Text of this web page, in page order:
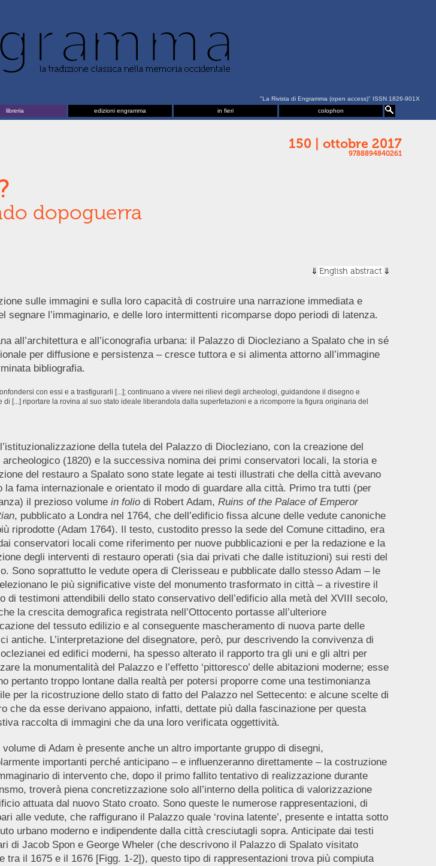
"La Rivista di Engramma (open access)" ISSN 1826-901X
libreria edizioni engramma in fieri colophon
150 | ottobre 2017
9788894840261
dopoguerra
English abstract
sulle immagini e sulla loro capacità di costruire una narrazione immediata e
l’immaginario, e delle loro intermittenti ricomparse dopo periodi di latenza.
all’architettura e all’iconografia urbana: il Palazzo di Diocleziano a Spalato che in sé
per diffusione e persistenza – cresce tuttora e si alimenta attorno all’immagine
bibliografia.
con essi e a trasfigurarli [...]; continuano a vivere nei rilievi degli archeologi, guidandone il disegno e
[...] riportare la rovina al suo stato ideale liberandola dalla superfetazioni e a ricomporre la figura originaria del
della tutela del Palazzo di Diocleziano, con la creazione del
archeologico (1820) e la successiva nomina dei primi conservatori locali, la storia e
del restauro a Spalato sono state legate ai testi illustrati che della città avevano
la fama internazionale e orientato il modo di guardare alla città. Primo tra tutti (per
il prezioso volume in foliodi Robert Adam, Ruins of the Palace of Emperor
, pubblicato a Londra nel 1764, che dell’edificio fissa alcune delle vedute canoniche
riprodotte (Adam 1764). Il testo, custodito presso la sede del Comune cittadino, era
conservatori locali come riferimento per nuove pubblicazioni e per la redazione e la
degli interventi di restauro operati (sia dai privati che dalle istituzioni) sui resti del
Sono soprattutto le vedute opera di Clerisseau e pubblicate dallo stesso Adam – le
le più significative viste del monumento trasformato in città – a rivestire il
di testimoni attendibili dello stato conservativo dell’edificio alla metà del XVIII secolo,
la crescita demografica registrata nell’Ottocento portasse all’ulteriore
del tessuto edilizio e al conseguente mascheramento di nuova parte delle
antiche. L’interpretazione del disegnatore, però, pur descrivendo la convivenza di
ed edifici moderni, ha spesso alterato il rapporto tra gli uni e gli altri per
la monumentalità del Palazzo e l’effetto ‘pittoresco’ delle abitazioni moderne; esse
pertanto troppo lontane dalla realtà per potersi proporre come una testimonianza
per la ricostruzione dello stato di fatto del Palazzo nel Settecento: e alcune scelte di
che da esse derivano appaiono, infatti, dettate più dalla fascinazione per questa
raccolta di immagini che da una loro verificata oggettività.
volume di Adam è presente anche un altro importante gruppo di disegni,
importanti perché anticipano – e influenzeranno direttamente – la costruzione
di intervento che, dopo il primo fallito tentativo di realizzazione durante
troverà piena concretizzazione solo all’interno della politica di valorizzazione
attuata dal nuovo Stato croato. Sono queste le numerose rappresentazioni, di
alle vedute, che raffigurano il Palazzo quale ‘rovina latente’, presente e intatta sotto
urbano moderno e indipendente dalla città cresciutagli sopra. Anticipate dai testi
di Jacob Spon e George Wheler (che descrivono il Palazzo di Spalato visitato
tra il 1675 e il 1676 [Figg. 1-2]), questo tipo di rappresentazioni trova più compiuta